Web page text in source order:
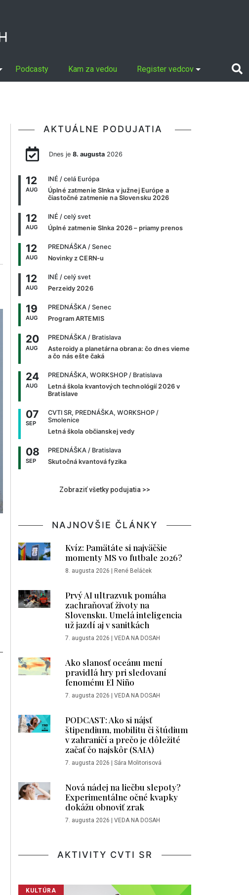
Podcasty Kam za vedou Register vedcov
AKTUÁLNE PODUJATIA
Dnes je 8. augusta2026
12
AUG
INÉ / celá Európa
Úplné zatmenie Slnka v južnej Európe a
čiastočné zatmenie na Slovensku 2026
12
AUG
INÉ / celý svet
Úplné zatmenie Slnka 2026 – priamy prenos
12
AUG
PREDNÁŠKA / Senec
Novinky z CERN-u
12
AUG
INÉ / celý svet
Perzeidy 2026
19
AUG
PREDNÁŠKA / Senec
Program ARTEMIS
20
AUG
PREDNÁŠKA / Bratislava
Asteroidy a planetárna obrana: čo dnes vieme
a čo nás ešte čaká
24
AUG
PREDNÁŠKA, WORKSHOP / Bratislava
Letná škola kvantových technológií 2026 v
Bratislave
07
SEP
CVTI SR, PREDNÁŠKA, WORKSHOP /
Smolenice
Letná škola občianskej vedy
08
SEP
PREDNÁŠKA / Bratislava
Skutočná kvantová fyzika
Zobraziť všetky podujatia >>
NAJNOVŠIE ČLÁNKY
Kvíz: Pamätáte si najväčšie
momenty MS vo futbale 2026?
8. augusta 2026 | René Beláček
Prvý AI ultrazvuk pomáha
zachraňovať životy na
Slovensku. Umelá inteligencia
už jazdí aj v sanitkách
7. augusta 2026 | VEDA NA DOSAH
Ako slanosť oceánu mení
pravidlá hry pri sledovaní
fenoménu El Niño
7. augusta 2026 | VEDA NA DOSAH
PODCAST: Ako si nájsť
štipendium, mobilitu či štúdium
v zahraničí a prečo je dôležité
začať čo najskôr (SAIA)
7. augusta 2026 | Sára Molitorisová
Nová nádej na liečbu slepoty?
Experimentálne očné kvapky
dokážu obnoviť zrak
7. augusta 2026 | VEDA NA DOSAH
AKTIVITY CVTI SR
KULTÚRA